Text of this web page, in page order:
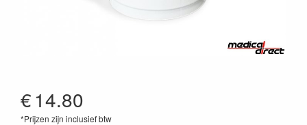
€14.80
*Prijzen zijn inclusief btw